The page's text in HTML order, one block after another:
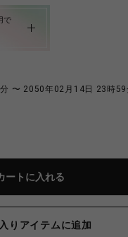
で
〜 2050年02月14日 23時59
ートに入れる
りアイテムに追加